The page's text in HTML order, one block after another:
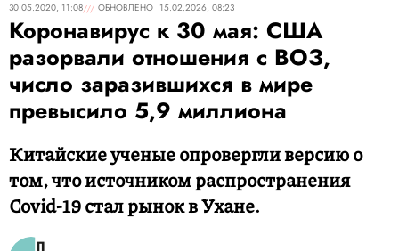
30.05.2020, 11:08
ОБНОВЛЕНО 15.02.2026, 08:23
Коронавирус к 30 мая: США
разорвали отношения с ВОЗ,
число заразившихся в мире
превысило 5,9 миллиона
Китайские ученые опровергли версию о
том, что источником распространения
Covid-19 стал рынок в Ухане.